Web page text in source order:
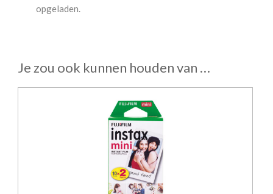
opgeladen.
Je zou ook kunnen houden van …